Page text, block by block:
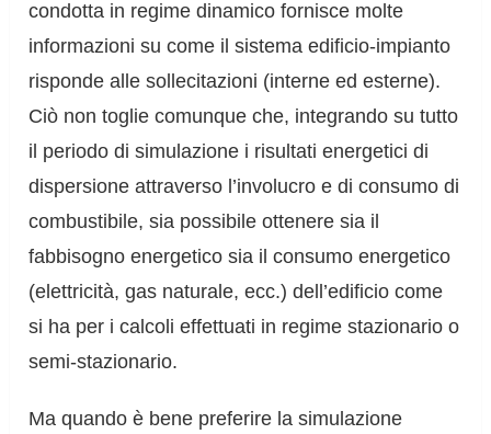
condotta in regime dinamico fornisce molte
informazioni su come il sistema edificio-impianto
risponde alle sollecitazioni (interne ed esterne).
Ciò non toglie comunque che, integrando su tutto
il periodo di simulazione i risultati energetici di
dispersione attraverso l’involucro e di consumo di
combustibile, sia possibile ottenere sia il
fabbisogno energetico sia il consumo energetico
(elettricità, gas naturale, ecc.) dell’edificio come
si ha per i calcoli effettuati in regime stazionario o
semi-stazionario.
Ma quando è bene preferire la simulazione